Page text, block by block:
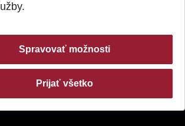
Slovenská technická univerzita
Spravovať možnosti
Prijať všetko